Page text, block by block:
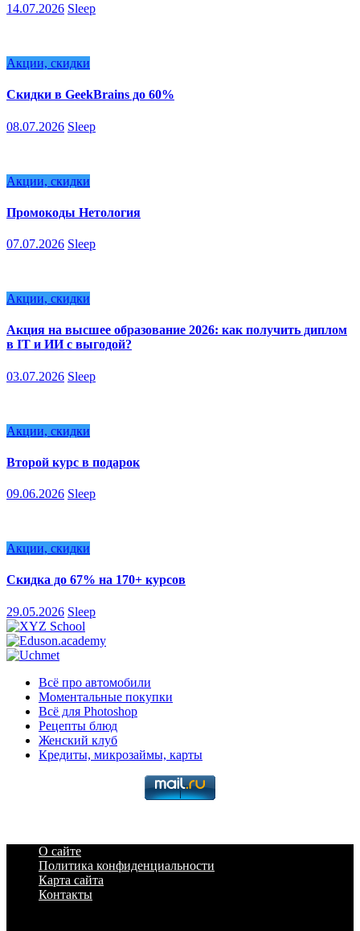
14.07.2026 Sleep
Акции, скидки
Скидки в GeekBrains до 60%
08.07.2026 Sleep
Акции, скидки
Промокоды Нетология
07.07.2026 Sleep
Акции, скидки
Акция на высшее образование 2026: как получить диплом
в IT и ИИ с выгодой?
03.07.2026 Sleep
Акции, скидки
Второй курс в подарок
09.06.2026 Sleep
Акции, скидки
Скидка до 67% на 170+ курсов
29.05.2026 Sleep
Всё про автомобили
Моментальные покупки
Всё для Photoshop
Рецепты блюд
Женский клуб
Кредиты, микрозаймы, карты
О сайте
Политика конфиденциальности
Карта сайта
Контакты